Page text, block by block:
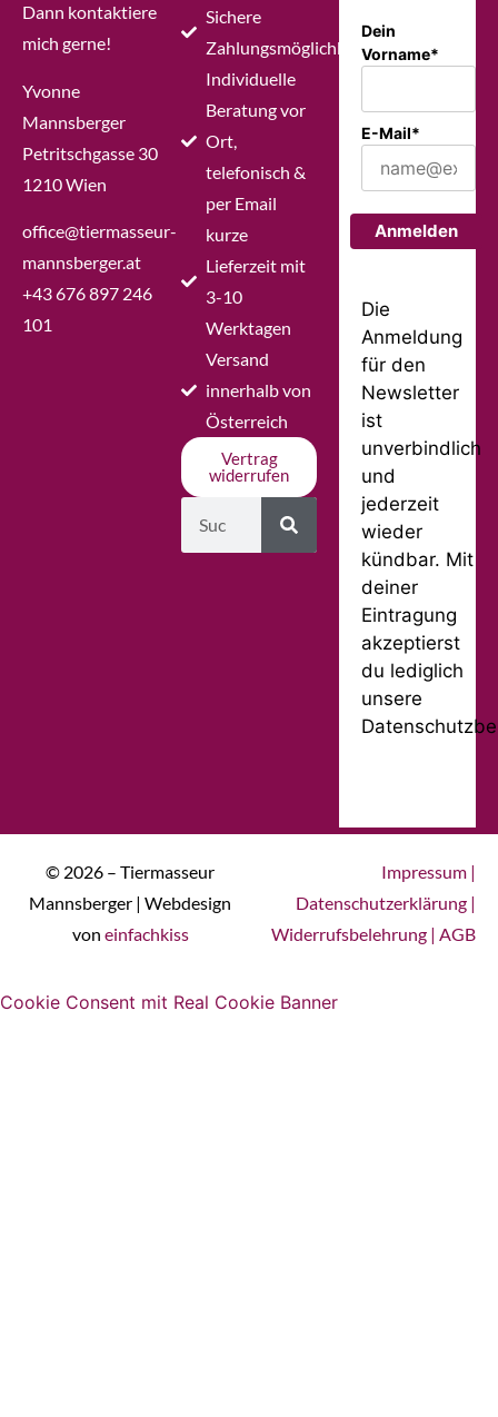
Dann kontaktiere
mich gerne!
Yvonne
Mannsberger
Petritschgasse 30
1210 Wien
office@tiermasseur-
mannsberger.at
+43 676 897 246
101
Sichere
Zahlungsmöglichkeiten
Individuelle
Beratung vor
Ort,
telefonisch &
per Email
kurze
Lieferzeit mit
3-10
Werktagen
Versand
innerhalb von
Österreich
Vertrag
widerrufen
Dein
Vorname*
E-Mail*
Anmelden
Die
Anmeldung
für den
Newsletter
ist
unverbindlich
und
jederzeit
wieder
kündbar. Mit
deiner
Eintragung
akzeptierst
du lediglich
unsere
© 2026 – Tiermasseur
Mannsberger | Webdesign
von einfachkiss
Impressum |
Datenschutzerklärung |
Widerrufsbelehrung | AGB
Cookie Consent mit Real Cookie Banner